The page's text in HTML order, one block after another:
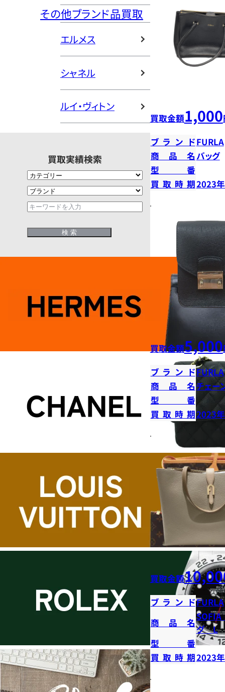
その他ブランド品買取
エルメス
シャネル
ルイ・ヴィトン
買取実績検索
買取金額1,000
ブランドFURLA
商品名バッグ
型番
買取時期2023
買取金額5,000
ブランドFURLA
商品名チェー
型番
買取時期2023
買取金額
ブランドFURLA
商品名
SOFIA
グ L
型番
買取時期2023